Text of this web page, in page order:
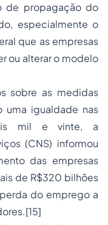
de propagação do
especialmente o
que as empresas
ou alterar o modelo
sobre as medidas
uma igualdade nas
mil e vinte, a
(CNS) informou
das empresas
de R$320 bilhões
do emprego a
[15]